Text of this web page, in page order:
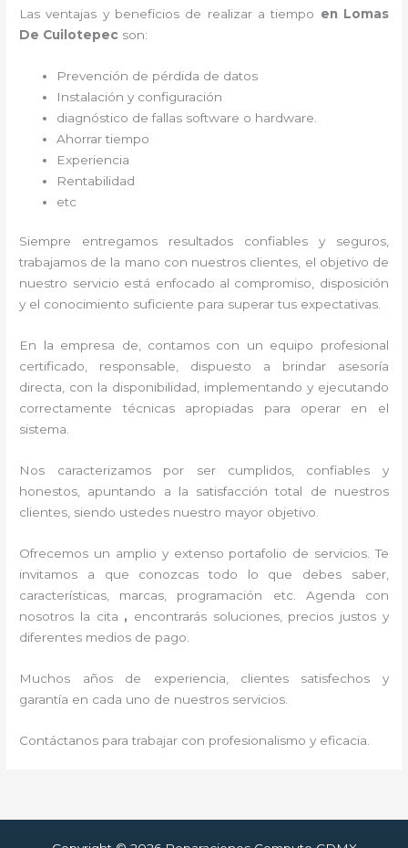
Las ventajas y beneficios de realizar a tiempo en Lomas
De Cuilotepec son:
Prevención de pérdida de datos
Instalación y configuración
diagnóstico de fallas software o hardware
Ahorrar tiempo
Experiencia
Rentabilidad
etc
Siempre entregamos resultados confiables y seguros,
trabajamos de la mano con nuestros clientes, el objetivo de
nuestro servicio está enfocado al compromiso, disposición
y el conocimiento suficiente para superar tus expectativas.
En la empresa de , contamos con un equipo profesional
certificado, responsable, dispuesto a brindar asesoría
directa, con la disponibilidad, implementando y ejecutando
correctamente técnicas apropiadas para operar en el
sistema.
Nos caracterizamos por ser cumplidos, confiables y
honestos, apuntando a la satisfacción total de nuestros
clientes, siendo ustedes nuestro mayor objetivo.
Ofrecemos un amplio y extenso portafolio de servicios. Te
invitamos a que conozcas todo lo que debes saber,
características, marcas, programación etc. Agenda con
nosotros la cita , encontrarás soluciones, precios justos y
diferentes medios de pago.
Muchos años de experiencia, clientes satisfechos y
garantía en cada uno de nuestros servicios.
Contáctanos para trabajar con profesionalismo y eficacia.